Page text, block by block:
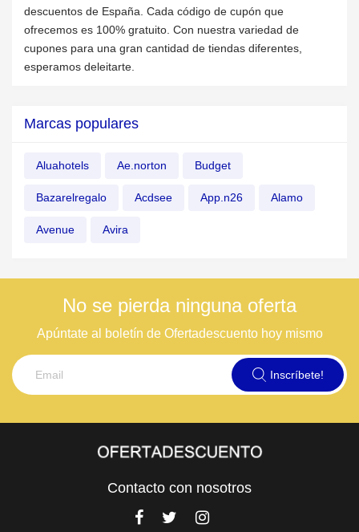
descuentos de España. Cada código de cupón que
ofrecemos es 100% gratuito. Con nuestra variedad de
cupones para una gran cantidad de tiendas diferentes,
esperamos deleitarte.
Marcas populares
Aluahotels Ae.norton Budget
Bazarelregalo Acdsee App.n26 Alamo
Avenue Avira
No se pierda ninguna oferta
Apúntate al boletín de Ofertadescuento hoy mismo
Inscríbete!
Contacto con nosotros